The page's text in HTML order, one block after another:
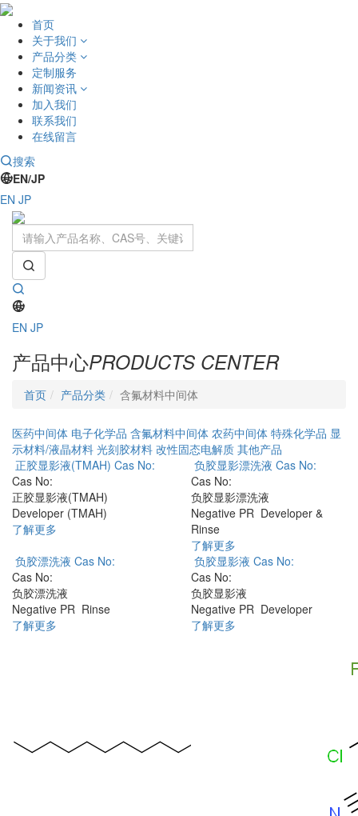
首页
关于我们
产品分类
定制服务
新闻资讯
加入我们
联系我们
在线留言
搜索
EN/JP
EN JP
EN JP
产品中心PRODUCTS CENTER
首页 产品分类 含氟材料中间体
医药中间体 电子化学品 含氟材料中间体 农药中间体 特殊化学品 显
示材料/液晶材料 光刻胶材料 改性固态电解质 其他产品
正胶显影液(TMAH) Cas No:
Cas No:
正胶显影液(TMAH)
Developer (TMAH)
了解更多
负胶显影漂洗液 Cas No:
Cas No:
负胶显影漂洗液
Negative PR Developer &
Rinse
了解更多
负胶漂洗液 Cas No:
Cas No:
负胶漂洗液
Negative PR Rinse
了解更多
负胶显影液 Cas No:
Cas No:
负胶显影液
Negative PR Developer
了解更多